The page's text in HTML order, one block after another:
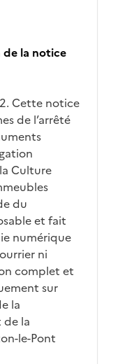
la notice
Cette notice
de l’arrêté
Culture
du
et fait
numérique
ni
complet et
sur
la
la
le-Pont